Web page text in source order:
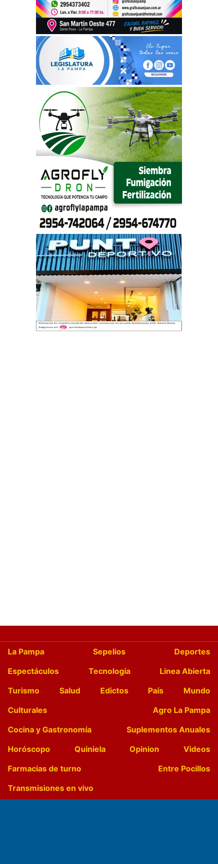
La Pampa Sepelios
Deportes
Espectáculos
Tecnología
Linea Abierta
Turismo
Salud Edictos País
Mundo
Culturales
Agro La Pampa
Cocina y Gastronomía
Suplementos Anuales
Horóscopo
Quiniela Opinion
Videos
Farmacias de turno
Entre Pocillos
Transmisiones en vivo